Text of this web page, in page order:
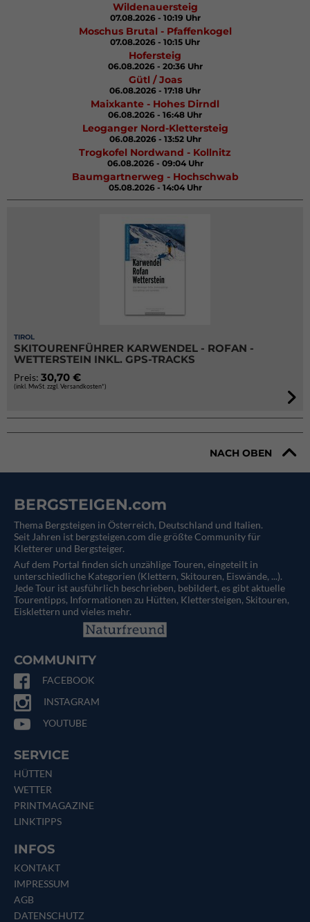
Wildenauersteig
07.08.2026 - 10:19 Uhr
Moschus Brutal - Pfaffenkogel
07.08.2026 - 10:15 Uhr
Hofersteig
06.08.2026 - 20:36 Uhr
Gütl / Joas
06.08.2026 - 17:18 Uhr
Maixkante - Hohes Dirndl
06.08.2026 - 16:48 Uhr
Leoganger Nord-Klettersteig
06.08.2026 - 13:52 Uhr
Trogkofel Nordwand - Kollnitz
06.08.2026 - 09:04 Uhr
Baumgartnerweg - Hochschwab
05.08.2026 - 14:04 Uhr
TIROL
SKITOURENFÜHRER KARWENDEL - ROFAN -
WETTERSTEIN INKL. GPS-TRACKS
Preis: 30,70 €
(inkl. MwSt. zzgl. Versandkosten*)
NACH OBEN
BERGSTEIGEN.com
Thema Bergsteigen in Österreich, Deutschland und Italien.
Seit Jahren ist bergsteigen.com die größte Community für
Kletterer und Bergsteiger.
Auf dem Portal finden sich unzählige Touren, eingeteilt in
unterschiedliche Kategorien (Klettern, Skitouren, Eiswände, ...).
Jede Tour ist ausführlich beschrieben, bebildert, es gibt aktuelle
Tourentipps, Informationen zu Hütten, Klettersteigen, Skitouren,
Eisklettern und vieles mehr.
COMMUNITY
FACEBOOK
INSTAGRAM
YOUTUBE
SERVICE
HÜTTEN
WETTER
PRINTMAGAZINE
LINKTIPPS
INFOS
KONTAKT
IMPRESSUM
AGB
DATENSCHUTZ